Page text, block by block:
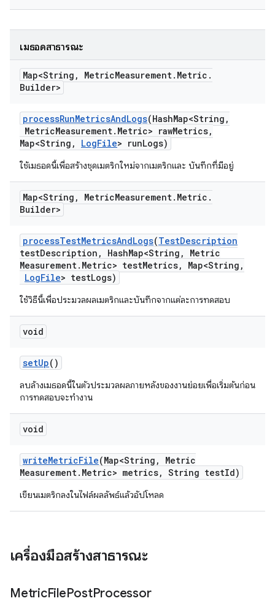
เมธอดสาธารณะ
Map<String , MetricMeasurement. Metric .
Builder>
processRunMetricsAndLogs(HashMap<String ,
MetricMeasurement. Metric> rawMetrics,
Map<String , LogFile> runLogs)
ใช้เมธอดนี้เพื่อสร้างชุดเมตริกใหม่จากเมตริกและ บันทึกที่มีอยู่
Map<String , MetricMeasurement. Metric .
Builder>
processTestMetricsAndLogs(TestDescription
testDescription , HashMap<String ,
Metric
Measurement. Metric> testMetrics, Map<String ,
LogFile> testLogs)
ใช้วิธีนี้เพื่อประมวลผลเมตริกและบันทึกจากแต่ละการทดสอบ
void
setUp()
ลบล้างเมธอดนี้ในตัวประมวลผลภายหลังของงานย่อยเพื่อเริ่มต้นก่อน
การทดสอบจะทำงาน
void
writeMetricFile(Map<String ,
Metric
Measurement. Metric> metrics, String testId)
เขียนเมตริกลงในไฟล์ผลลัพธ์แล้วอัปโหลด
เครื่องมือสร้างสาธารณะ
MetricFilePostProcessor